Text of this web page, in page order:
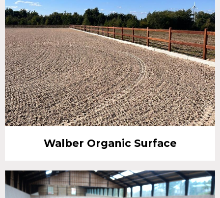
Walber Organic Surface